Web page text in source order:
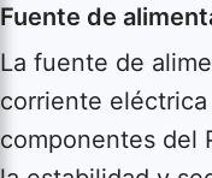
Fuente de
La fuente de
corriente
componentes del